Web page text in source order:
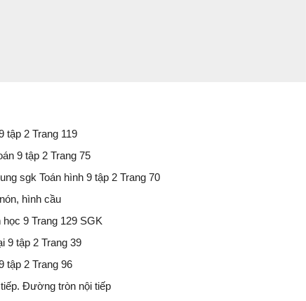
tập 2 Trang 119
9 tập 2 Trang 75
sgk Toán hình 9 tập 2 Trang 70
hình cầu
9 Trang 129 SGK
9 tập 2 Trang 39
tập 2 Trang 96
Đường tròn nội tiếp